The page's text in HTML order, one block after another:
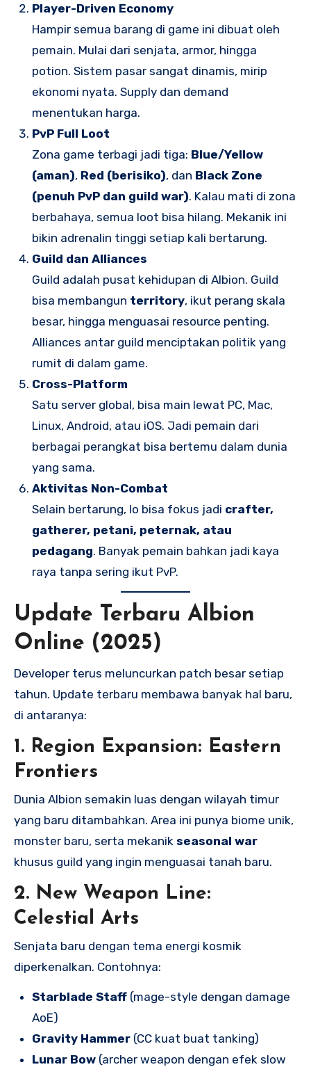
Player-Driven Economy
Hampir semua barang di game ini dibuat oleh
pemain. Mulai dari senjata, armor, hingga
potion. Sistem pasar sangat dinamis, mirip
ekonomi nyata. Supply dan demand
menentukan harga.
PvP Full Loot
Zona game terbagi jadi tiga: Blue/Yellow
(aman), Red (berisiko), dan Black Zone
(penuh PvP dan guild war). Kalau mati di zona
berbahaya, semua loot bisa hilang. Mekanik ini
bikin adrenalin tinggi setiap kali bertarung.
Guild dan Alliances
Guild adalah pusat kehidupan di Albion. Guild
bisa membangun territory, ikut perang skala
besar, hingga menguasai resource penting.
Alliances antar guild menciptakan politik yang
rumit di dalam game.
Cross-Platform
Satu server global, bisa main lewat PC, Mac,
Linux, Android, atau iOS. Jadi pemain dari
berbagai perangkat bisa bertemu dalam dunia
yang sama.
Aktivitas Non-Combat
Selain bertarung, lo bisa fokus jadi crafter,
gatherer, petani, peternak, atau
pedagang. Banyak pemain bahkan jadi kaya
raya tanpa sering ikut PvP.
Update Terbaru Albion
Online (2025)
Developer terus meluncurkan patch besar setiap
tahun. Update terbaru membawa banyak hal baru,
di antaranya:
1. Region Expansion: Eastern
Frontiers
Dunia Albion semakin luas dengan wilayah timur
yang baru ditambahkan. Area ini punya biome unik,
monster baru, serta mekanik seasonal war
khusus guild yang ingin menguasai tanah baru.
2. New Weapon Line:
Celestial Arts
Senjata baru dengan tema energi kosmik
diperkenalkan. Contohnya:
Starblade Staff(mage-style dengan damage
AoE)
Gravity Hammer(CC kuat buat tanking)
Lunar Bow(archer weapon dengan efek slow